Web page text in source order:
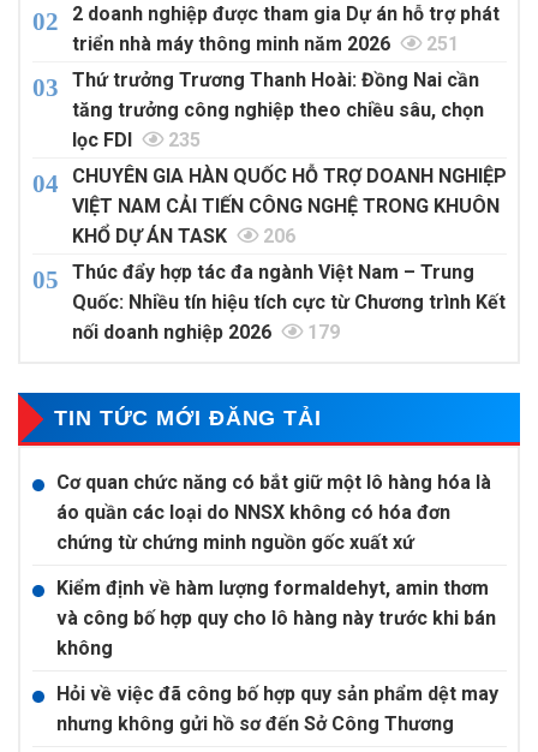
2 doanh nghiệp được tham gia Dự án hỗ trợ phát
triển nhà máy thông minh năm 2026
251
Thứ trưởng Trương Thanh Hoài: Đồng Nai cần
tăng trưởng công nghiệp theo chiều sâu, chọn
lọc FDI
235
CHUYÊN GIA HÀN QUỐC HỖ TRỢ DOANH NGHIỆP
VIỆT NAM CẢI TIẾN CÔNG NGHỆ TRONG KHUÔN
KHỔ DỰ ÁN TASK
206
Thúc đẩy hợp tác đa ngành Việt Nam – Trung
Quốc: Nhiều tín hiệu tích cực từ Chương trình Kết
nối doanh nghiệp 2026
179
TIN TỨC MỚI ĐĂNG TẢI
Cơ quan chức năng có bắt giữ một lô hàng hóa là
áo quần các loại do NNSX không có hóa đơn
chứng từ chứng minh nguồn gốc xuất xứ
Kiểm định về hàm lượng formaldehyt, amin thơm
và công bố hợp quy cho lô hàng này trước khi bán
không
Hỏi về việc đã công bố hợp quy sản phẩm dệt may
nhưng không gửi hồ sơ đến Sở Công Thương